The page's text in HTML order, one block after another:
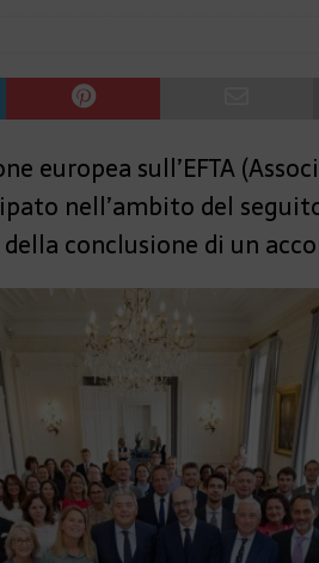
europea sull’EFTA
nell’ambito del
conclusione di un